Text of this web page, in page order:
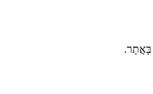
בָּאֲתָר.